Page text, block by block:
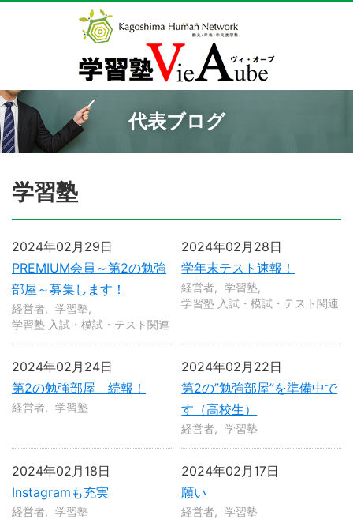
代表ブログ
学習塾
PREMIUM会員～第2の勉強
部屋～募集します！
2024年02月29日
経営者
学習塾
学習塾 入試・模試・テスト関連
学年末テスト速報！
2024年02月28日
経営者
学習塾
学習塾 入試・模試・テスト関連
第2の勉強部屋 続報！
2024年02月24日
経営者 学習塾
第2の”勉強部屋”を準備中で
す（高校生）
2024年02月22日
経営者 学習塾
Instagramも充実
2024年02月18日
経営者 学習塾
願い
2024年02月17日
経営者 学習塾